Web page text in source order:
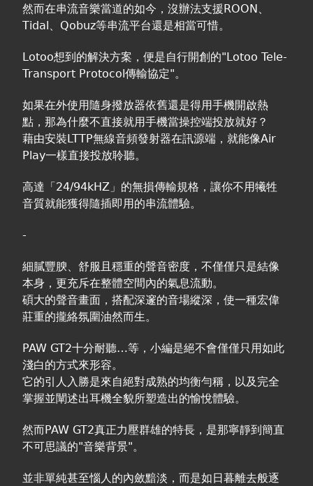
然而在串流音樂當道的如今，沒辦法支援ROON、
Tidal、Qobuz等串流平台還是相當可惜。
Lotoo想到的解決方案，便是自行開創的"Lotoo Tele-
Transport Protocol傳輸協定"。
如果在外使用隨身撥放器依舊還是得用手機開啟熱
點，那為什麼不直接就用手機當操控端投放就好？
藉由安裝LTTP無線音頻發射器在訊源端，就能像Air
Play一樣直接投放聆聽。
高達「24/94kHZ」的無損傳輸規格，讓你不用犧牲
音質就能獲得隨插即用的串流體驗。
-
細膩豐腴、舒服且穩重的聲音密度，不僅僅只是結像
本身，更充斥在整體空間內的氣息流動。
碩大的聲音畫面，搭配深邃的音場縱深，使一種宏偉
莊重的攏絡氛圍油然而生。
PAW GT2十分耐聽…等，小編是絕不會僅僅只用如此
淺白的方式來形容。
它的引人入勝是來自絕對成熟的均衡勻稱，以及完全
掌握並闡述出耳機全貌所塑造出的愉悅體驗。
然而PAW GT2真正力壓群雄的特長，是那寧靜到簡直
不可思議的"音樂背景"。
並非單純甚至惱人的內斂黯淡，而是如日暮離去般逐